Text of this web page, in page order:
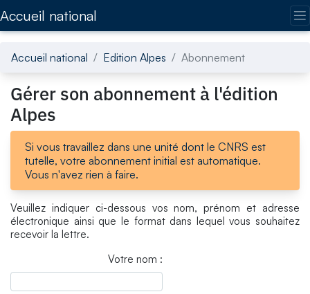
Accueil national
Accueil national Edition Alpes Abonnement
Gérer son abonnement à l'édition
Alpes
Si vous travaillez dans une unité dont le CNRS est
tutelle, votre abonnement initial est automatique.
Vous n'avez rien à faire.
Veuillez indiquer ci-dessous vos nom, prénom et adresse
électronique ainsi que le format dans lequel vous souhaitez
recevoir la lettre.
Votre nom :